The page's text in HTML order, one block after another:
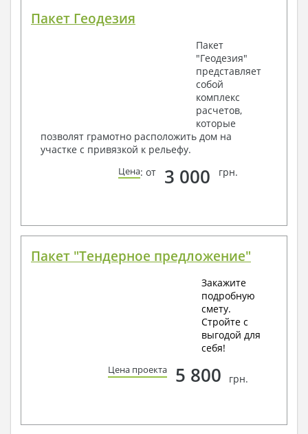
Пакет Геодезия
Пакет
"Геодезия"
представляет
собой
комплекс
расчетов,
которые
позволят грамотно расположить дом на
участке с привязкой к рельефу.
Цена: от 3 000 грн.
Пакет "Тендерное предложение"
Закажите
подробную
смету.
Стройте с
выгодой для
себя!
Цена проекта 5 800 грн.